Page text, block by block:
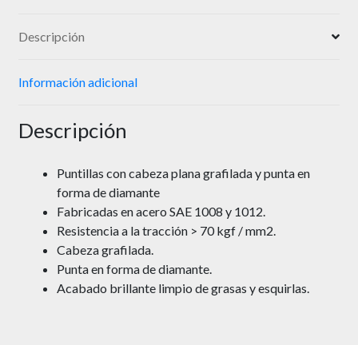
Descripción
Información adicional
Descripción
Puntillas con cabeza plana grafilada y punta en
forma de diamante
Fabricadas en acero SAE 1008 y 1012.
Resistencia a la tracción > 70 kgf / mm2.
Cabeza grafilada.
Punta en forma de diamante.
Acabado brillante limpio de grasas y esquirlas.